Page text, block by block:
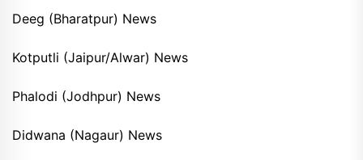
Deeg (Bharatpur) News
Kotputli (Jaipur/Alwar) News
Phalodi (Jodhpur) News
Didwana (Nagaur) News